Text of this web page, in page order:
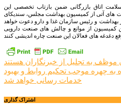
اتاق بازرگانی ضمن بازتاب تخصصی این
های آتی از کمیسیون بهداشت مجلس، سندیکای
بهداشت و رئیس سازمان غذا و دارو دعوت خواهد
از موانع و چالش های صنعت دارویی
راهبری
نوشته
موظف به تجلیل از خبرنگاران هستند
به چهره موجب تحکیم روابط و بهبود
خدمات رسانی خواهد شد
اشتراک گذاری